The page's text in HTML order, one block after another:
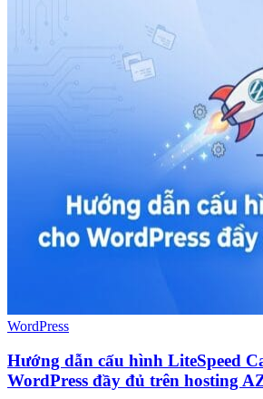
WordPress
Hướng dẫn cấu hình LiteSpeed
WordPress đầy đủ trên hosting